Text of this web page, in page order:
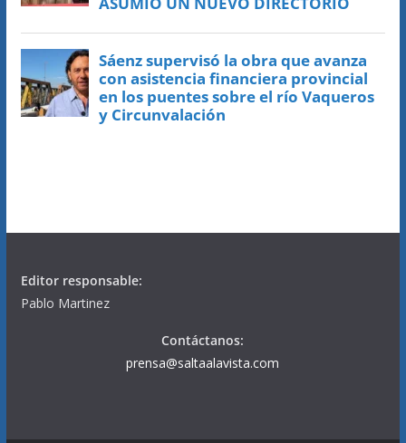
Editor responsable:
Pablo Martinez
Contáctanos:
prensa@saltaalavista.com